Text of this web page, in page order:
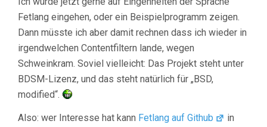
Fetlang eingehen, oder ein Beispielprogramm zeigen.
Dann müsste ich aber damit rechnen dass ich wieder in
irgendwelchen Contentfiltern lande, wegen
Schweinkram. Soviel vielleicht: Das Projekt steht unter
BDSM-Lizenz, und das steht natürlich für „BSD,
modified“.
Also: wer Interesse hat kann Fetlang auf Github
in